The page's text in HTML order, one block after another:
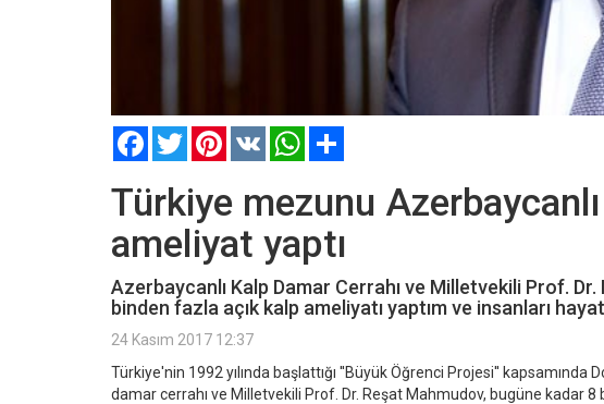
FacebookTwitterPinterest
VK WhatsApp
Türkiye mezunu
ameliyat yaptı
Azerbaycanlı Kalp Damar Cerrahı ve Milletvekili Prof.
binden fazla açık kalp ameliyatı yaptım ve insanları
24 Kasım 2017 12:37
Türkiye'nin 1992 yılında başlattığı ''Büyük Öğrenci Projesi''
damar cerrahı ve Milletvekili Prof. Dr. Reşat Mahmudov, bugüne kadar 8